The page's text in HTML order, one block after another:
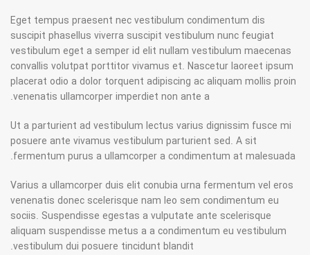
Eget tempus praesent nec vestibulum condimentum dis
suscipit phasellus viverra suscipit vestibulum nunc feugiat
vestibulum eget a semper id elit nullam vestibulum maecenas
convallis volutpat porttitor vivamus et. Nascetur laoreet ipsum
placerat odio a dolor torquent adipiscing ac aliquam mollis proin
venenatis ullamcorper imperdiet non ante a.
Ut a parturient ad vestibulum lectus varius dignissim fusce mi
posuere ante vivamus vestibulum parturient sed. A sit
fermentum purus a ullamcorper a condimentum at malesuada.
Varius a ullamcorper duis elit conubia urna fermentum vel eros
venenatis donec scelerisque nam leo sem condimentum eu
sociis. Suspendisse egestas a vulputate ante scelerisque
aliquam suspendisse metus a a condimentum eu vestibulum
vestibulum dui posuere tincidunt blandit.